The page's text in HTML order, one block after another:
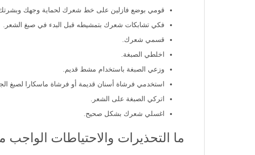
قومي بوضع فازلين على خط شعرك لحماية وجهك
فكي تشابكات شعرك بتمشيطه قبل البدء في صبغ الشعر.
قسمي شعرك.
اخلطي الصبغة.
وزعي الصبغة باستخدام مشط قديم.
استخدمي فرشاة أسنان قديمة أو فرشاة ماسكارا لصبغ
اتركي الصبغة على الشعر.
اغسلي شعرك بشكل صحيح.
ما التحذيرات والاحتياطات